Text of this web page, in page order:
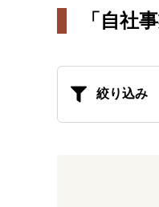
「自社
絞り込み